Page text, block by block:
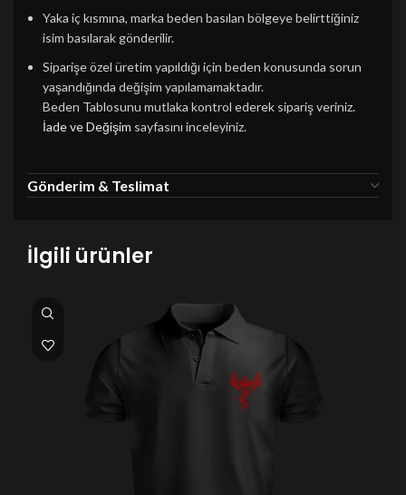
Yaka iç kısmına, marka beden basılan bölgeye belirttiğiniz
isim basılarak gönderilir.
Siparişe özel üretim yapıldığı için beden konusunda sorun
yaşandığında değişim yapılamamaktadır.
Beden Tablosunu mutlaka kontrol ederek sipariş veriniz.
İade ve Değişim sayfasını inceleyiniz.
Gönderim & Teslimat
İlgili ürünler